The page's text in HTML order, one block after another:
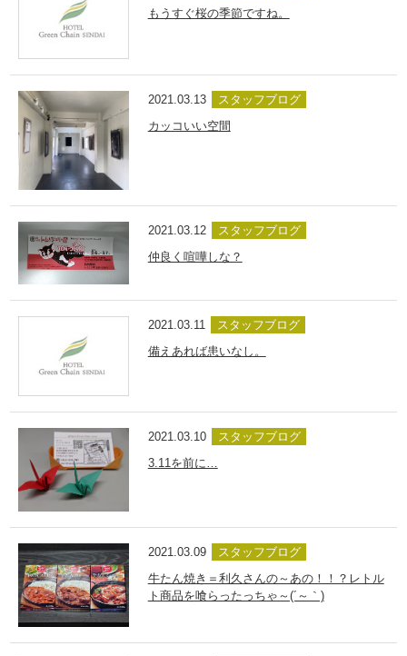
もうすぐ桜の季節ですね。
2021.03.13
スタッフブログ
カッコいい空間
2021.03.12
スタッフブログ
仲良く喧嘩しな？
2021.03.11
スタッフブログ
備えあれば患いなし。
2021.03.10
スタッフブログ
3.11を前に…
2021.03.09
スタッフブログ
牛たん焼き＝利久さんの～あの！！？レトル
ト商品を喰らったっちゃ～(´～｀)